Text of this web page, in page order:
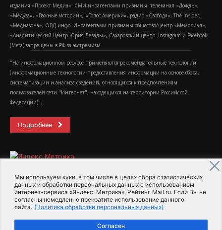
Мы используем куки, в том числе в целях сбора статистических
данных и обработки персональных данных с использованием
интернет-сервиса «Яндекс. Метрика», Рейтинг Mail.ru. Если Вы не
согласны немедленно прекратите использование данного
сайта. (Политика обработки персональных данных)
Согласен
издания «Проект Медиа». СМИ-иноагентами признаны: телеканал «Дождь»,
«Медуза», «Важные истории», «Голос Америки», радио «Свобода», The Insider,
«Медиазона», ОВД-инфо. Иноагентами признаны общество/центр «Мемориал»,
«Аналитический Центр Юрия Левады», Сахаровский центр. Instagram и Facebook
(Metа) запрещены в РФ за экстремизм.
"На информационном ресурсе применяются рекомендательные технологии
(информационные технологии предоставления информации на основе сбора,
систематизации и анализа сведений, относящихся к предпочтениям
пользователей сети "Интернет", находящихся на территории Российской
Федерации)".
Подробнее
2015-2026- Информационное агентство МедиаПоток
Для справки Об издании
Пользовательское соглашение